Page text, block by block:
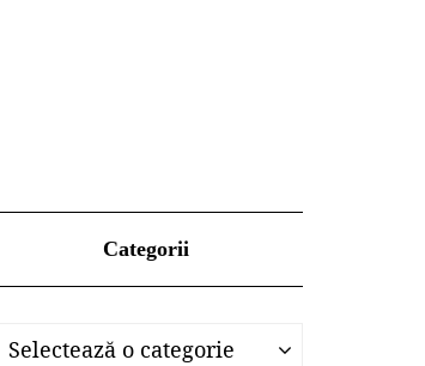
Categorii
Categorii
Selectează o categorie
Categorii